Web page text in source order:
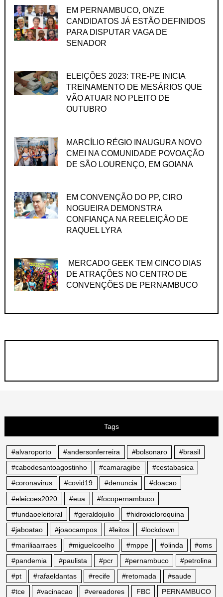
EM PERNAMBUCO, ONZE
CANDIDATOS JÁ ESTÃO DEFINIDOS
PARA DISPUTAR VAGA DE
SENADOR
ELEIÇÕES 2023: TRE-PE INICIA
TREINAMENTO DE MESÁRIOS QUE
VÃO ATUAR NO PLEITO DE
OUTUBRO
MARCÍLIO RÉGIO INAUGURA NOVO
CMEI NA COMUNIDADE POVOAÇÃO
DE SÃO LOURENÇO, EM GOIANA
EM CONVENÇÃO DO PP, CIRO
NOGUEIRA DEMONSTRA
CONFIANÇA NA REELEIÇÃO DE
RAQUEL LYRA
MERCADO GEEK TEM CINCO DIAS
DE ATRAÇÕES NO CENTRO DE
CONVENÇÕES DE PERNAMBUCO
Tags
#alvaroporto #andersonferreira #bolsonaro
#brasil
#cabodesantoagostinho
#camaragibe
#cestabasica
#coronavirus
#covid19 #denuncia
#doacao
#eleicoes2020
#eua
#focopernambuco
#fundaoeleitoral
#geraldojulio
#hidroxicloroquina
#jaboatao
#joaocampos #leitos
#lockdown
#mariliaarraes
#miguelcoelho #mppe #olinda
#oms
#pandemia
#paulista #pcr #pernambuco
#petrolina
#pt
#rafaeldantas #recife #retomada
#saude
#tce
#vacinacao #vereadores FBC PERNAMBUCO